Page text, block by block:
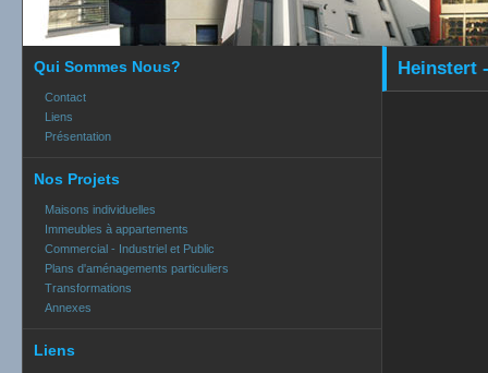
Qui Sommes Nous?
Contact
Liens
Présentation
Nos Projets
Maisons individuelles
Immeubles à appartements
Commercial - Industriel et Public
Plans d'aménagements particuliers
Transformations
Annexes
Liens
Heinstert